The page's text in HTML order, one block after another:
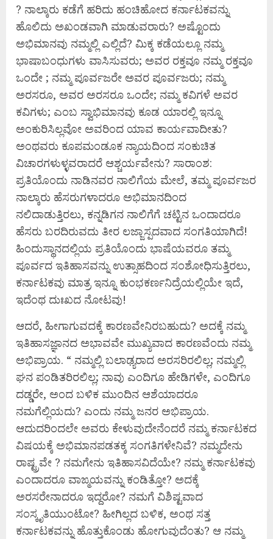
? ನಾಲ್ಕಾರು ಕಡೆಗೆ ಹರಿದು ಹಂಚಿಹೋದ ಕರ್ನಾಟಕವನ್ನು
ಹೊಲಿದು ಅಖಂಡವಾಗಿ ಮಾಡುವರಾರು? ಅಷ್ಟೊಂದು
ಅಭಿಮಾನವು ನಮ್ಮಲ್ಲಿ ಎಲ್ಲಿದೆ? ಮಿಕ್ಕ ಕಡೆಯಲ್ಲೂ ನಮ್ಮ
ಭಾಷಾಬಂಧುಗಳು ವಾಸಿಸುವರು; ಅವರ ರಕ್ತವೂ ನಮ್ಮ ರಕ್ತವೂ
ಒಂದೇ ; ನಮ್ಮ ಪೂರ್ವಜರೇ ಅವರ ಪೂರ್ವಜರು; ನಮ್ಮ
ಅರಸರೂ, ಅವರ ಅರಸರೂ ಒಂದೇ; ನಮ್ಮ ಕವಿಗಳೆ ಅವರ
ಕವಿಗಳು; ಎಂಬ ಸ್ವಾಭಿಮಾನವು ಕೂಡ ಯಾರಲ್ಲಿ ಇನ್ನೂ
ಅಂಕುರಿಸಿಲ್ಲವೋ ಅವರಿಂದ ಯಾವ ಕಾರ್ಯವಾದೀತು?
ಅಂಥವರು ಕೂಪಮಂಡೂಕ ನ್ಯಾಯದಿಂದ ಸಂಕುಚಿತ
ವಿಚಾರಗಳುಳ್ಳವರಾದರೆ ಆಶ್ಚರ್ಯವೇನು? ಸಾರಾಂಶ:
ಪ್ರತಿಯೊಂದು ನಾಡಿನವರ ನಾಲಿಗೆಯ ಮೇಲೆ, ತಮ್ಮ ಪೂರ್ವಜರ
ನಾಲ್ಕಾರು ಹೆಸರುಗಳಾದರೂ ಅಭಿಮಾನದಿಂದ
ನಲಿದಾಡುತ್ತಿರಲು, ಕನ್ನಡಿಗನ ನಾಲಿಗೆಗೆ ಚಟ್ಟಿನ ಒಂದಾದರೂ
ಹೆಸರು ಬರದಿರುವದು ತೀರ ಲಜ್ಜಾಸ್ಪದವಾದ ಸಂಗತಿಯಾಗಿದೆ!
ಹಿಂದುಸ್ಥಾನದಲ್ಲಿಯ ಪ್ರತಿಯೊಂದು ಭಾಷೆಯವರೂ ತಮ್ಮ
ಪೂರ್ವದ ಇತಿಹಾಸವನ್ನು ಉತ್ಸಾಹದಿಂದ ಸಂಶೋಧಿಸುತ್ತಿರಲು,
ಕರ್ನಾಟಕವು ಮಾತ್ರ ಇನ್ನೂ ಕುಂಭಕರ್ಣನಿದ್ರೆಯಲ್ಲಿಯೇ ಇದೆ,
ಇದೆಂಥ ದುಃಖದ ನೋಟವು!
ಆದರೆ, ಹೀಗಾಗುವದಕ್ಕೆ ಕಾರಣವೇನಿರಬಹುದು? ಅದಕ್ಕೆ ನಮ್ಮ
ಇತಿಹಾಸಜ್ಞಾನದ ಅಭಾವವೇ ಮುಖ್ಯವಾದ ಕಾರಣವೆಂದು ನಮ್ಮ
ಅಭಿಪ್ರಾಯ. “ ನಮ್ಮಲ್ಲಿ ಬಲಾಢ್ಯರಾದ ಅರಸರಿರಲಿಲ್ಲ; ನಮ್ಮಲ್ಲಿ
ಘನ ಪಂಡಿತರಿರಲಿಲ್ಲ; ನಾವು ಎಂದಿಗೂ ಹೇಡಿಗಳೇ, ಎಂದಿಗೂ
ದಡ್ಡರೇ, ಅಂದ ಬಳಿಕ ಮುಂದಿನ ಆಶೆಯಾದರೂ
ನಮಗೆಲ್ಲಿಯದು? ಎಂದು ನಮ್ಮ ಜನರ ಅಭಿಪ್ರಾಯ.
ಆದುದರಿಂದಲೇ ಅವರು ಕೇಳುವುದೇನೆಂದರೆ ನಮ್ಮ ಕರ್ನಾಟಕದ
ವಿಷಯಕ್ಕೆ ಅಭಿಮಾನಪಡತಕ್ಕ ಸಂಗತಿಗಳೇನಿವೆ? ನಮ್ಮದೇನು
ರಾಷ್ಟ್ರವೇ ? ನಮಗೇನು ಇತಿಹಾಸವಿದೆಯೇ? ನಮ್ಮ ಕರ್ನಾಟಕವು
ಎಂದಾದರೂ ವಾಙ್ಮಯವನ್ನು ಕಂಡಿತ್ತೋ? ಅದಕ್ಕೆ
ಅರಸರೇನಾದರೂ ಇದ್ದರೋ? ನಮಗೆ ವಿಶಿಷ್ಟವಾದ
ಸಂಸ್ಕೃತಿಯುಂಟೋ? ಹೀಗಿಲ್ಲದ ಬಳಿಕ, ಅಂಥ ಸತ್ತ
ಕರ್ನಾಟಕವನ್ನು ಹೊತ್ತುಕೊಂಡು ಹೋಗುವುದೆಂತು? ಆ ನಮ್ಮ